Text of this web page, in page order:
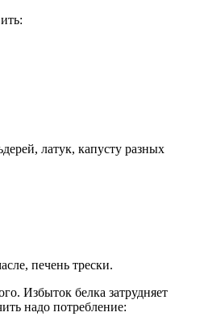
латук, капусту разных
печень трески.
Избыток белка затрудняет
надо потребление: